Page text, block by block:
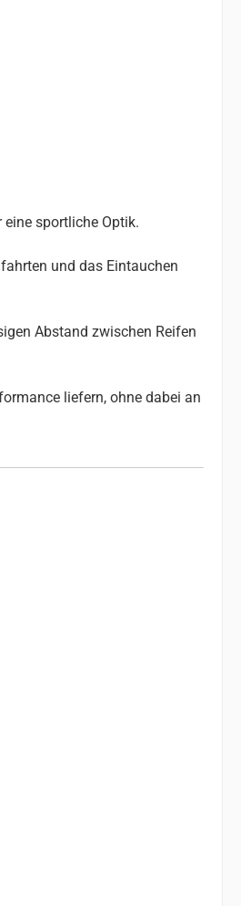
sportliche Optik.
und das Eintauchen
Abstand zwischen Reifen
liefern, ohne dabei an